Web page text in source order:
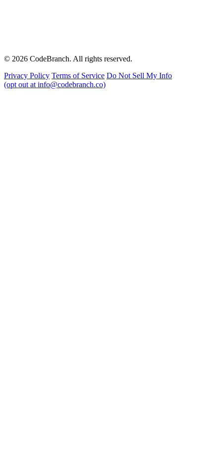
© 2026 CodeBranch. All rights reserved.
Privacy Policy Terms of Service Do Not Sell My Info
(opt out at info@codebranch.co)